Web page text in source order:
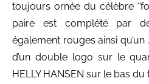
toujours ornée du célèbre
paire est complété par
également rouges ainsi qu’un
d’un double logo sur le
HELLY HANSEN sur le bas du